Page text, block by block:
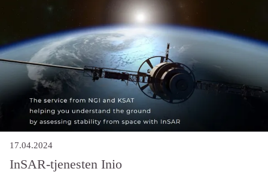
17.04.2024
InSAR-tjenesten Inio